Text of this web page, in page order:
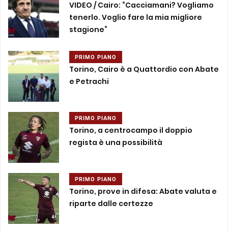
VIDEO / Cairo: “Cacciamani? Vogliamo
tenerlo. Voglio fare la mia migliore
stagione”
PRIMO PIANO
Torino, Cairo è a Quattordio con Abate
e Petrachi
PRIMO PIANO
Torino, a centrocampo il doppio
regista è una possibilità
PRIMO PIANO
Torino, prove in difesa: Abate valuta e
riparte dalle certezze